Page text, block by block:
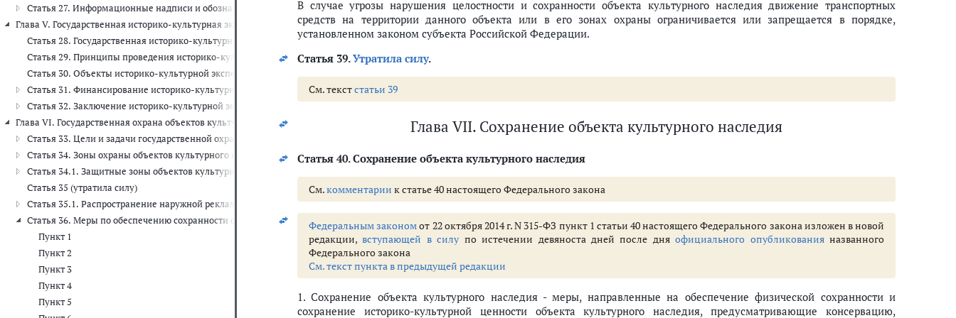
Статья 27. Информационные надписи и обозначения на объектах культурного наследия
Глава V. Государственная историко-культурная экспертиза (ст.ст. 28 - 32)
Статья 28. Государственная историко-культурная экспертиза
Статья 29. Принципы проведения историко-культурной экспертизы
Статья 30. Объекты историко-культурной экспертизы
Статья 31. Финансирование историко-культурной экспертизы, порядок назначения и проведения историко-культурной экспертизы
Статья 32. Заключение историко-культурной экспертизы
Глава VI. Государственная охрана объектов культурного наследия (ст.ст. 33 - 39)
Статья 33. Цели и задачи государственной охраны объектов культурного наследия
Статья 34. Зоны охраны объектов культурного наследия
Статья 34.1. Защитные зоны объектов культурного наследия
Статья 35 (утратила силу)
Статья 35.1. Распространение наружной рекламы на объектах культурного наследия, их территориях
Статья 36. Меры по обеспечению сохранности объекта культурного наследия, включенного в реестр, выявленного объекта культурного наследия, объекта, обладающего признаками объекта культурного
Пункт 1
Пункт 2
Пункт 3
Пункт 4
Пункт 5
В случае угрозы нарушения целостности и сохранности объекта культурного наследия движение транспортных
средств на территории данного объекта или в его зонах охраны ограничивается или запрещается в порядке,
установленном законом субъекта Российской Федерации.
Статья 39. Утратила силу.
См. текстстатьи 39
Глава VII. Сохранение объекта культурного наследия
Статья 40.Сохранение объекта культурного наследия
См.комментарии к статье 40 настоящего Федерального закона
Федеральным закономот 22 октября 2014 г. N 315-ФЗ пункт 1 статьи 40 настоящего Федерального закона изложен в новой
редакции,вступающей в силу по истечении девяноста дней после дняофициального опубликованияназванного
Федерального закона
См. текст пункта в предыдущей редакции
1. Сохранение объекта культурного наследия - меры, направленные на обеспечение физической сохранности и
сохранение историко-культурной ценности объекта культурного наследия, предусматривающие консервацию,